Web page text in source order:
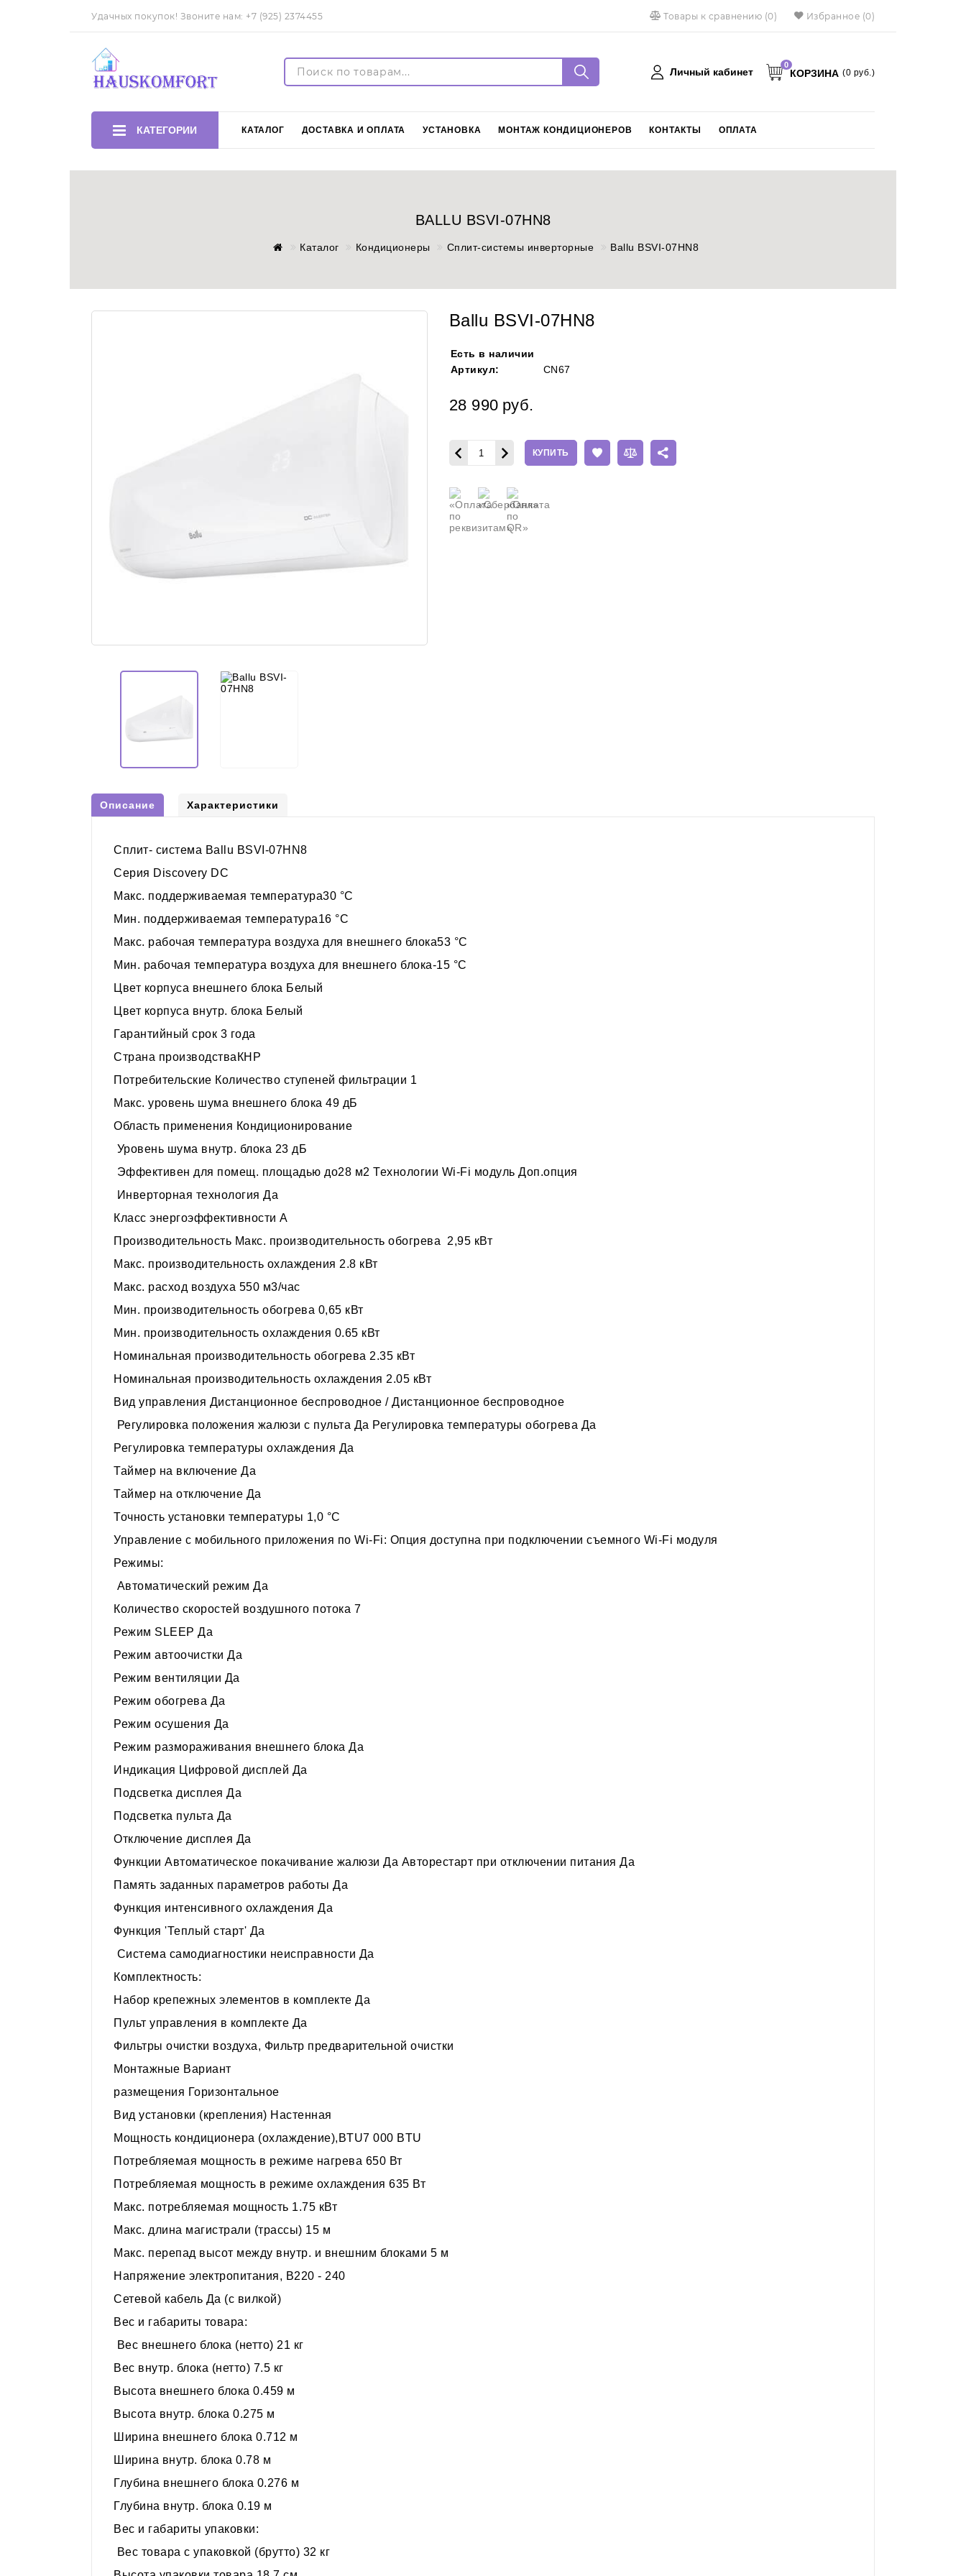
Удачных покупок! Звоните нам: +7 (925) 2374455 Товары к сравнению (0) Избранное (0)
Личный кабинет
Регистрация
Язык
КОРЗИНА
0
(0 руб.)
КАТЕГОРИИ КАТАЛОГ ДОСТАВКА И ОПЛАТА УСТАНОВКА МОНТАЖ КОНДИЦИОНЕРОВ КОНТАКТЫ ОПЛАТА
BALLU BSVI-07HN8
Каталог Кондиционеры Сплит-системы инверторные Ballu BSVI-07HN8
Ballu BSVI-07HN8
Есть в наличии
Артикул:
CN67
28 990 руб.
КУПИТЬ
Описание Характеристики
Сплит- система Ballu BSVI-07HN8
Серия Discovery DC
Макс. поддерживаемая температура30 °С
Мин. поддерживаемая температура16 °С
Макс. рабочая температура воздуха для внешнего блока53 °С
Мин. рабочая температура воздуха для внешнего блока-15 °С
Цвет корпуса внешнего блока Белый
Цвет корпуса внутр. блока Белый
Гарантийный срок 3 года
Страна производстваКНР
Потребительские Количество ступеней фильтрации 1
Макс. уровень шума внешнего блока 49 дБ
Область применения Кондиционирование
Уровень шума внутр. блока 23 дБ
Эффективен для помещ. площадью до28 м2 Технологии Wi-Fi модуль Доп.опция
Инверторная технология Да
Класс энергоэффективности A
Производительность Макс. производительность обогрева 2,95 кВт
Макс. производительность охлаждения 2.8 кВт
Макс. расход воздуха 550 м3/час
Мин. производительность обогрева 0,65 кВт
Мин. производительность охлаждения 0.65 кВт
Номинальная производительность обогрева 2.35 кВт
Номинальная производительность охлаждения 2.05 кВт
Вид управления Дистанционное беспроводное / Дистанционное беспроводное
Регулировка положения жалюзи с пульта Да Регулировка температуры обогрева Да
Регулировка температуры охлаждения Да
Таймер на включение Да
Таймер на отключение Да
Точность установки температуры 1,0 °С
Управление c мобильного приложения по Wi-Fi: Опция доступна при подключении съемного Wi-Fi модуля
Режимы:
Автоматический режим Да
Количество скоростей воздушного потока 7
Режим SLEEP Да
Режим автоочистки Да
Режим вентиляции Да
Режим обогрева Да
Режим осушения Да
Режим размораживания внешнего блока Да
Индикация Цифровой дисплей Да
Подсветка дисплея Да
Подсветка пульта Да
Отключение дисплея Да
Функции Автоматическое покачивание жалюзи Да Авторестарт при отключении питания Да
Память заданных параметров работы Да
Функция интенсивного охлаждения Да
Функция 'Теплый старт' Да
Система самодиагностики неисправности Да
Комплектность:
Набор крепежных элементов в комплекте Да
Пульт управления в комплекте Да
Фильтры очистки воздуха, Фильтр предварительной очистки
Монтажные Вариант
размещения Горизонтальное
Вид установки (крепления) Настенная
Мощность кондиционера (охлаждение),BTU7 000 BTU
Потребляемая мощность в режиме нагрева 650 Вт
Потребляемая мощность в режиме охлаждения 635 Вт
Макс. потребляемая мощность 1.75 кВт
Макс. длина магистрали (трассы) 15 м
Макс. перепад высот между внутр. и внешним блоками 5 м
Напряжение электропитания, В220 - 240
Сетевой кабель Да (с вилкой)
Вес и габариты товара:
Вес внешнего блока (нетто) 21 кг
Вес внутр. блока (нетто) 7.5 кг
Высота внешнего блока 0.459 м
Высота внутр. блока 0.275 м
Ширина внешнего блока 0.712 м
Ширина внутр. блока 0.78 м
Глубина внешнего блока 0.276 м
Глубина внутр. блока 0.19 м
Вес и габариты упаковки:
Вес товара с упаковкой (брутто) 32 кг